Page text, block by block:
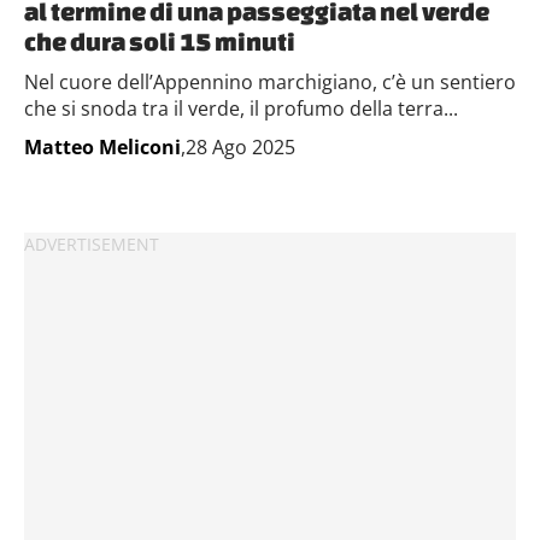
al termine di una passeggiata nel verde
che dura soli 15 minuti
Nel cuore dell’Appennino marchigiano, c’è un sentiero
che si snoda tra il verde, il profumo della terra...
Matteo Meliconi,28 Ago 2025